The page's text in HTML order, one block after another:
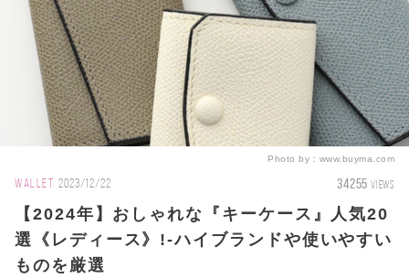
Photo by： www.buyma.com
WALLET 2023/12/22 34255 VIEWS
【2024年】おしゃれな『キーケース』人気20
選《レディース》!-ハイブランドや使いやすい
ものを厳選